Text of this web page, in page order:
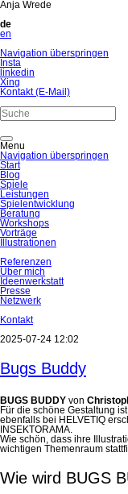
Anja Wrede
de
en
Navigation überspringen
Insta
linkedin
Xing
Kontakt (E-Mail)
Menu
Navigation überspringen
Start
Blog
Spiele
Leistungen
Spielentwicklung
Beratung
Workshops
Vorträge
Illustrationen
Referenzen
Über mich
Ideenwerkstatt
Presse
Netzwerk
Kontakt
2025-07-24 12:02
Bugs Buddy
BUGS BUDDY von
Für die schöne Gestaltung ist
ebenfalls bei HELVETIQ
INSEKTORAMA.
Wie schön, dass ihre
wichtigen Themenraum
Wie wird BUGS